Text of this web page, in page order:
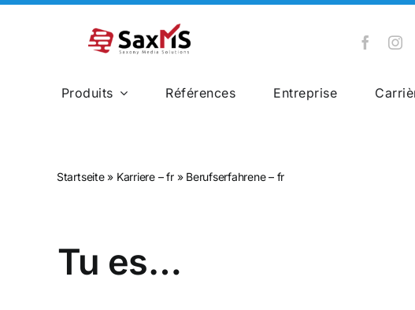
Produits Références Entreprise
Startseite» Karriere – fr» Berufserfahrene – fr
Tu es…